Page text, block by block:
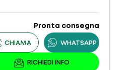
Pronta consegna